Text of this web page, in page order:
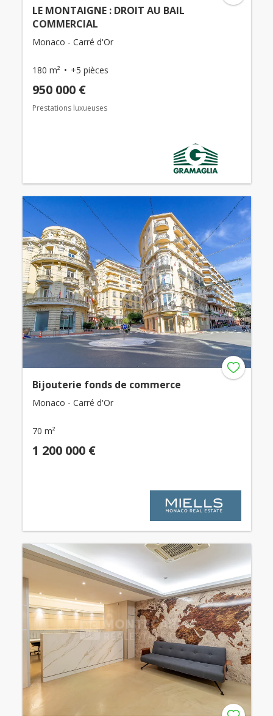
LE MONTAIGNE : DROIT AU BAIL
COMMERCIAL
Monaco - Carré d'Or
180 m² +5 pièces
950 000 €
Prestations luxueuses
Bijouterie fonds de commerce
Monaco - Carré d'Or
70 m²
1 200 000 €